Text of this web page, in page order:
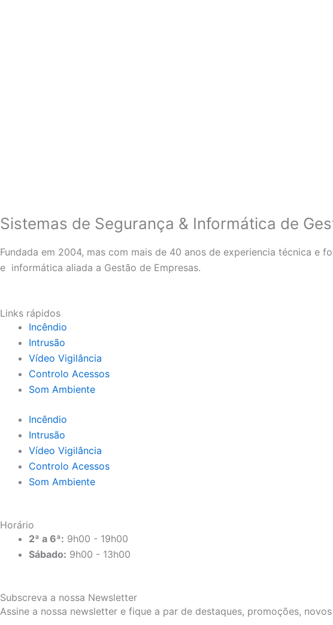
Sistemas de Segurança & Informática de
Fundada em 2004, mas com mais de 40 anos de experiencia técnica e
e informática aliada a Gestão de Empresas.
Links rápidos
Incêndio
Intrusão
Vídeo Vigilância
Controlo Acessos
Som Ambiente
Incêndio
Intrusão
Vídeo Vigilância
Controlo Acessos
Som Ambiente
Horário
2ª a 6ª: 9h00 - 19h00
Sábado: 9h00 - 13h00
Subscreva a nossa Newsletter
Assine a nossa newsletter e fique a par de destaques, promoções,